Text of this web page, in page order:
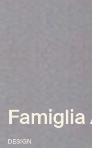
Famiglia
DESIGN